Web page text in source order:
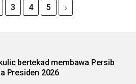
3 4 5
bertekad membawa Persib
Presiden 2026